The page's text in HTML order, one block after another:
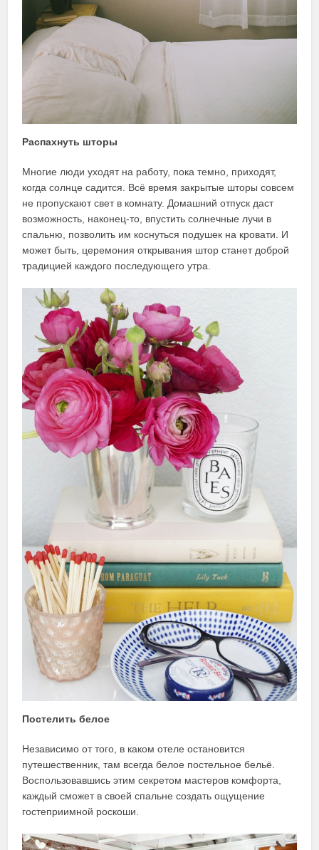
Распахнуть шторы
Многие люди уходят на работу, пока темно, приходят,
когда солнце садится. Всё время закрытые шторы совсем
не пропускают свет в комнату. Домашний отпуск даст
возможность, наконец-то, впустить солнечные лучи в
спальню, позволить им коснуться подушек на кровати. И
может быть, церемония открывания штор станет доброй
традицией каждого последующего утра.
Постелить белое
Независимо от того, в каком отеле остановится
путешественник, там всегда белое постельное бельё.
Воспользовавшись этим секретом мастеров комфорта,
каждый сможет в своей спальне создать ощущение
гостеприимной роскоши.